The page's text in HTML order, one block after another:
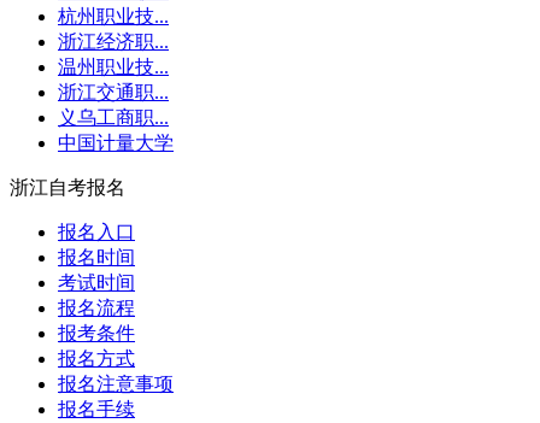
杭州职业技...
浙江经济职...
温州职业技...
浙江交通职...
义乌工商职...
中国计量大学
浙江自考报名
报名入口
报名时间
考试时间
报名流程
报考条件
报名方式
报名注意事项
报名手续